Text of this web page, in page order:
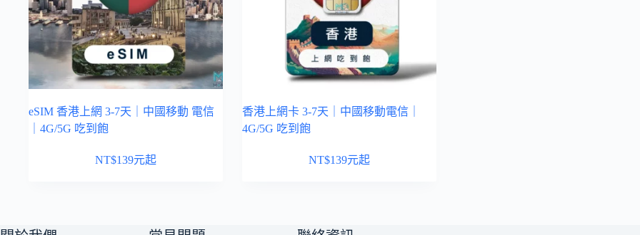
eSIM 香港上網 3-7天｜中國移動 電信
｜4G/5G 吃到飽
NT$139元起
香港上網卡 3-7天｜中國移動電信｜
4G/5G 吃到飽
NT$139元起